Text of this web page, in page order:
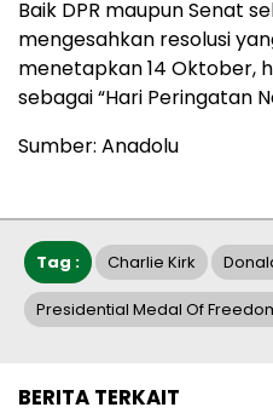
Baik DPR maupun Senat
mengesahkan resolusi
menetapkan 14 Oktober,
sebagai “Hari Peringatan
Sumber: Anadolu
Tag : Charlie Kirk
Presidential Medal Of
BERITA TERKAIT